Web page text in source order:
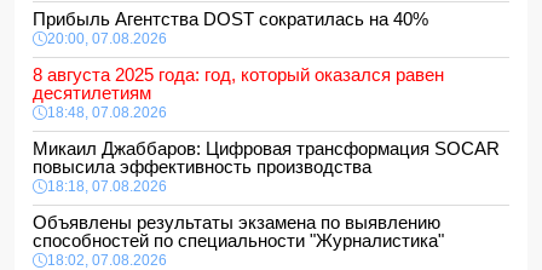
Прибыль Агентства DOST сократилась на 40%
20:00, 07.08.2026
8 августа 2025 года: год, который оказался равен
десятилетиям
18:48, 07.08.2026
Микаил Джаббаров: Цифровая трансформация SOCAR
повысила эффективность производства
18:18, 07.08.2026
Объявлены результаты экзамена по выявлению
способностей по специальности "Журналистика"
18:02, 07.08.2026